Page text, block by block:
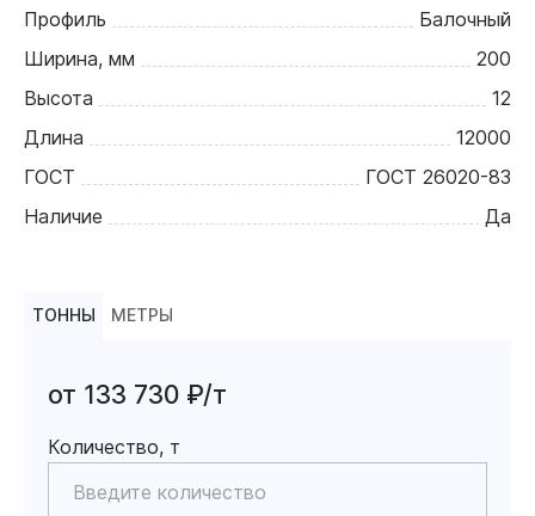
Профиль
Балочный
Ширина, мм
200
Высота
12
Длина
12000
ГОСТ
ГОСТ 26020-83
Наличие
Да
ТОННЫ МЕТРЫ
от 133 730 ₽/т
Количество, т